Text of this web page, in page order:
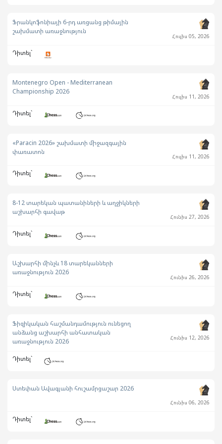
Ֆրանկոֆոնիայի 6-րդ առցանց թիմային
շախմատի առաջնություն
Հուլիս 05, 2026
Դիտել`
Montenegro Open - Mediterranean
Championship 2026
Հուլիս 11, 2026
Դիտել`
«Paracin 2026» շախմատի միջազգային
փառատոն
Հուլիս 11, 2026
Դիտել`
8-12 տարեկան պատանիների և աղջիկների
աշխարհի գավաթ
Հունիս 27, 2026
Դիտել`
Աշխարհի մինչև 18 տարեկանների
առաջնություն 2026
Հունիս 26, 2026
Դիտել`
Ֆիզիկական հաշմանդամություն ունեցող
անձանց աշխարհի անհատական
առաջնություն 2026
Հունիս 12, 2026
Դիտել`
Ստեփան Ավագյանի հուշամրցաշար 2026
Հունիս 06, 2026
Դիտել`